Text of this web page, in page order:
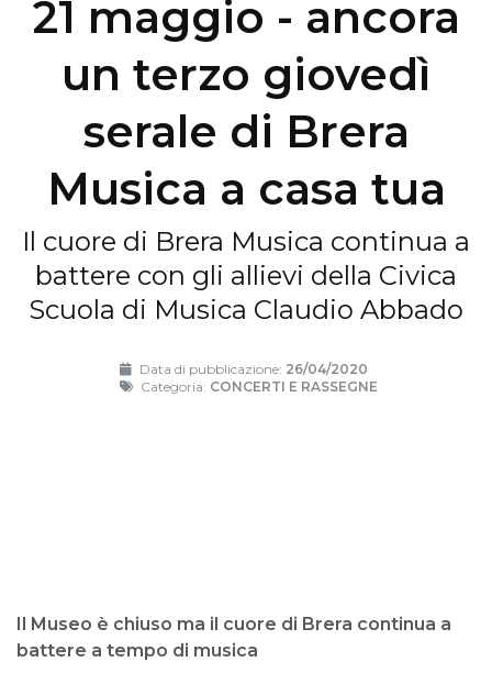
21 maggio - ancora
un terzo giovedì
serale di Brera
Musica a casa tua
Il cuore di Brera Musica continua a
battere con gli allievi della Civica
Scuola di Musica Claudio Abbado
Data di pubblicazione: 26/04/2020
Categoria: CONCERTI E RASSEGNE
Il Museo è chiuso ma il cuore di Brera continua a
battere a tempo di musica